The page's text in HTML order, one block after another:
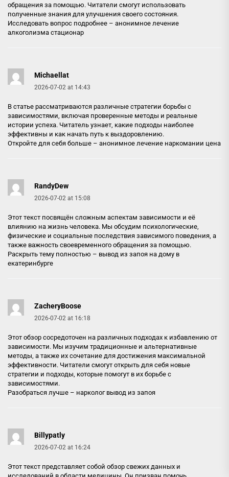
обращения за помощью. Читатели смогут использовать
полученные знания для улучшения своего состояния.
Исследовать вопрос подробнее – анонимное лечение
алкоголизма стационар
Michaellat
2026-07-02 at 14:43
В статье рассматриваются различные стратегии борьбы с
зависимостями, включая проверенные методы и реальные
истории успеха. Читатель узнает, какие подходы наиболее
эффективны и как начать путь к выздоровлению.
Откройте для себя больше – анонимное лечение наркомании цена
RandyDew
2026-07-02 at 15:08
Этот текст посвящён сложным аспектам зависимости и её
влиянию на жизнь человека. Мы обсудим психологические,
физические и социальные последствия зависимого поведения, а
также важность своевременного обращения за помощью.
Раскрыть тему полностью – вывод из запоя на дому в
екатеринбурге
ZacheryBoose
2026-07-02 at 16:18
Этот обзор сосредоточен на различных подходах к избавлению от
зависимости. Мы изучим традиционные и альтернативные
методы, а также их сочетание для достижения максимальной
эффективности. Читатели смогут открыть для себя новые
стратегии и подходы, которые помогут в их борьбе с
зависимостями.
Разобраться лучше – нарколог вывод из запоя
Billypatly
2026-07-02 at 16:24
Этот текст представляет собой обзор свежих данных и